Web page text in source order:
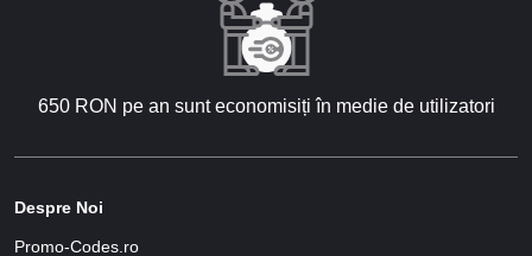
650 RON pe an sunt economisiți în medie de utilizatori
Despre Noi
Promo-Codes.ro